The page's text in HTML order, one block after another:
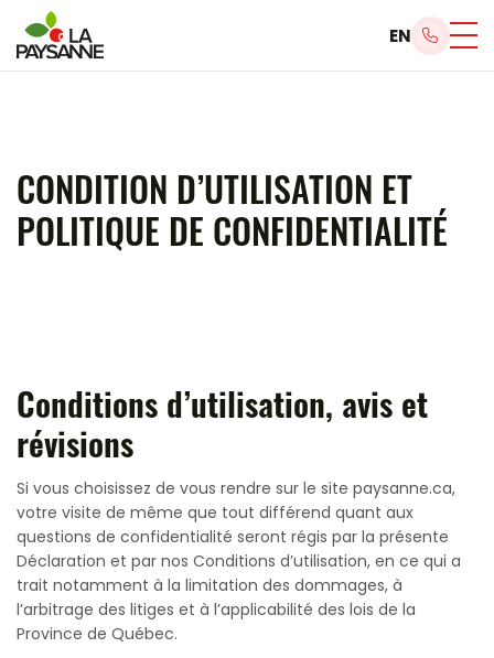
EN
CONDITION D’UTILISATION ET
POLITIQUE DE CONFIDENTIALITÉ
Conditions d’utilisation, avis et
révisions
Si vous choisissez de vous rendre sur le site paysanne.ca,
votre visite de même que tout différend quant aux
questions de confidentialité seront régis par la présente
Déclaration et par nos Conditions d’utilisation, en ce qui a
trait notamment à la limitation des dommages, à
l’arbitrage des litiges et à l’applicabilité des lois de la
Province de Québec.